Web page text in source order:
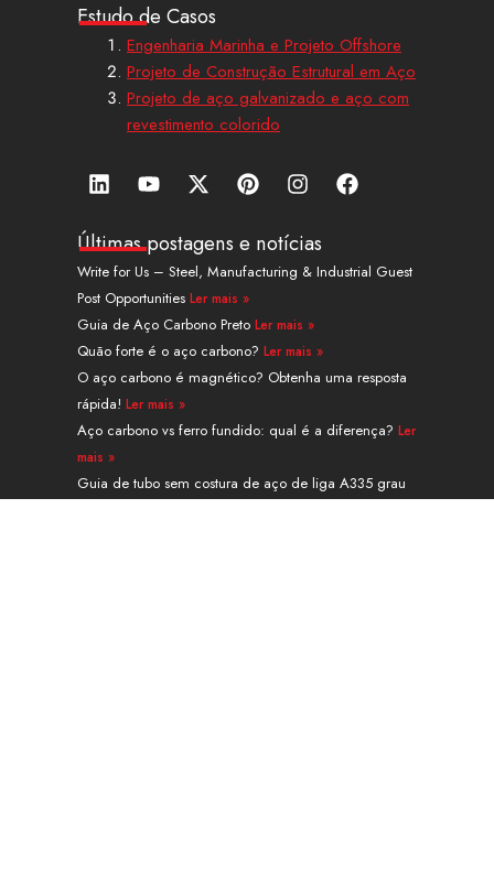
Estudo de Casos
Engenharia Marinha e Projeto Offshore
Projeto de Construção Estrutural em Aço
Projeto de aço galvanizado e aço com
revestimento colorido
L
i
k
e
d
i
n
Y
o
t
u
b
e
X
-
w
i
t
t
e
r
P
i
t
e
r
e
s
t
I
n
t
a
g
a
m
F
a
b
o
Últimas postagens e notícias
Write for Us – Steel, Manufacturing & Industrial Guest
Post Opportunities Ler mais »
Guia de Aço Carbono Preto Ler mais »
Quão forte é o aço carbono? Ler mais »
O aço carbono é magnético? Obtenha uma resposta
rápida! Ler mais »
Aço carbono vs ferro fundido: qual é a diferença? Ler
mais »
Guia de tubo sem costura de aço de liga A335 grau